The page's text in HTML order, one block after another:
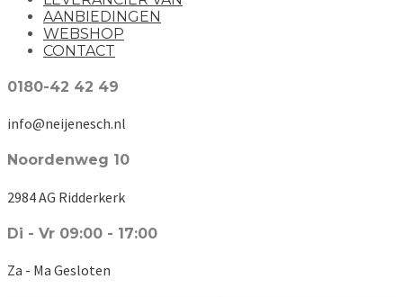
AANBIEDINGEN
WEBSHOP
CONTACT
0180-42 42 49
info@neijenesch.nl
Noordenweg 10
2984 AG Ridderkerk
Di - Vr 09:00 - 17:00
Za - Ma Gesloten